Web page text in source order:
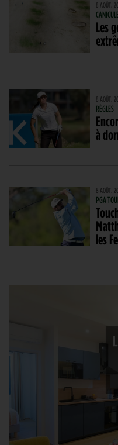
8 AOÛT.
CANICULE
Les
8 AOÛT.
RÈGLES
à
8 AOÛT.
PGA
les